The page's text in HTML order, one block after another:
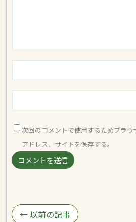
次回のコメントで使用するためブラ
アドレス、サイトを保存する。
← 以前の記事